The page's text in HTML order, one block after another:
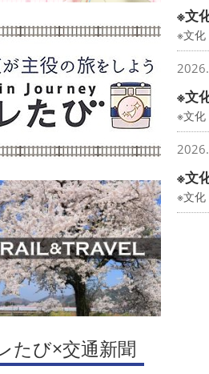
たび×交通新聞
※文
※文
※文
※文
※文
※文